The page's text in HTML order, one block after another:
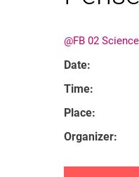
@FB 02
Date:
Time:
Place:
Organizer: